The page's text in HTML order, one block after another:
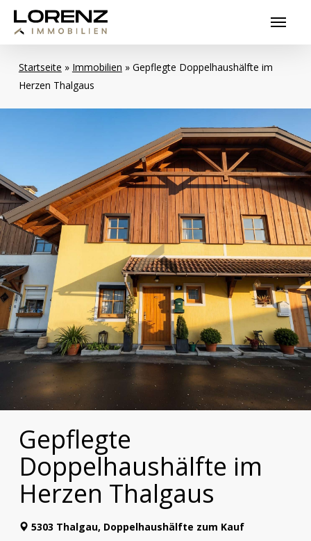
Skip
main
content
Menu
Startseite » Immobilien » Gepflegte Doppelhaushälfte im
Herzen Thalgaus
Gepflegte
Doppelhaushälfte im
Herzen Thalgaus
5303 Thalgau, Doppelhaushälfte zum Kauf